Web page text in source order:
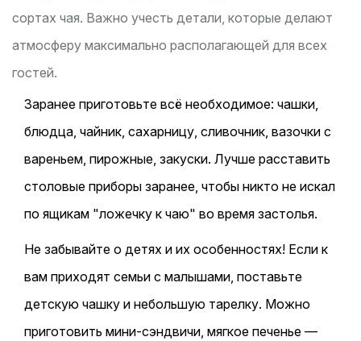
сортах чая. Важно учесть детали, которые делают
атмосферу максимально располагающей для всех
гостей.
Заранее приготовьте всё необходимое: чашки,
блюдца, чайник, сахарницу, сливочник, вазочки с
вареньем, пирожные, закуски. Лучше расставить
столовые приборы заранее, чтобы никто не искал
по ящикам "ложечку к чаю" во время застолья.
Не забывайте о детях и их особенностях! Если к
вам приходят семьи с малышами, поставьте
детскую чашку и небольшую тарелку. Можно
приготовить мини-сэндвичи, мягкое печенье —